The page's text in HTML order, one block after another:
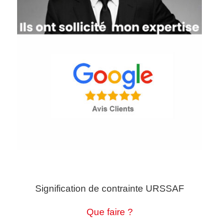
Signification de contrainte URSSAF
Que faire ?